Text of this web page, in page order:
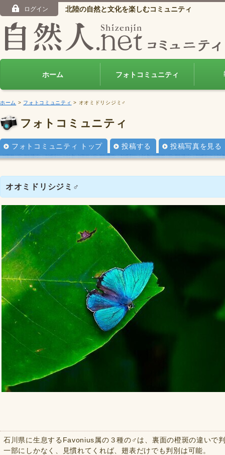
ログイン 北陸の自然と文化を楽しむコミュニティ
ホーム フォトコミュニティ
ホーム > フォトコミュニティ > オオミドリシジミ♂
フォトコミュニティ
フォトコミュニティ トップ 投稿する 投稿写真を見る
オオミドリシジミ♂
石川県に生息するFavonius属の３種の♂は、裏面の橙斑の違いで
一部にしかなく、見慣れてくれば、翅表だけでも判別は可能。